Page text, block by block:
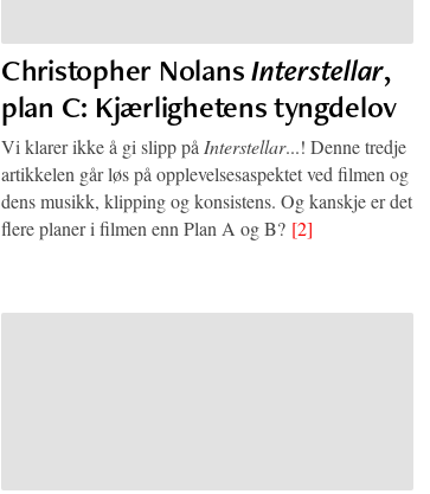
Christopher NolansInterstellar,
plan C: Kjærlighetens tyngdelov
Vi klarer ikke å gi slipp på Interstellar...! Denne tredje
artikkelen går løs på opplevelsesaspektet ved filmen og
dens musikk, klipping og konsistens. Og kanskje er det
flere planer i filmen enn Plan A og B? [2]